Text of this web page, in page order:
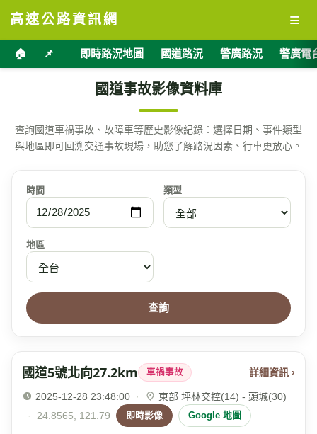
高速公路資訊網 ≡
🏠 📌 即時路況地圖 國道路況 警廣路況 警廣電
國道事故影像資料庫
查詢國道車禍事故、故障車等歷史影像紀錄：選擇日期、事件類型
與地區即可回溯交通事故現場，助您了解路況因素、行車更放心。
時間 類型
地區
查詢
國道5號北向27.2km 車禍事故 詳細資訊 ›
2025-12-28 23:48:00 ·
東部 坪林交控(14) - 頭城(30)
·
24.8565, 121.79 即時影像 Google 地圖